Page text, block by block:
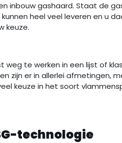
inbouw gashaard. Staat de
heel veel leveren en u
keuze.
te werken in een lijst of
zijn er in allerlei afmetingen,
keuze in het soort
technologie